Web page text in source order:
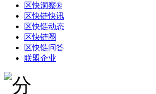
区快洞察®
区快链快讯
区快链动态
区快链圈
区快链问答
联盟企业